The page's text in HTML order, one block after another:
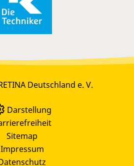
Deutschland e. V.
Darstellung
Sitemap
Impressum